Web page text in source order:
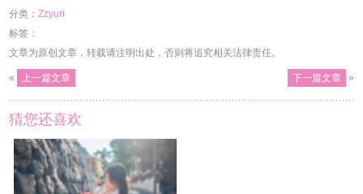
分类：Zzyuri
标签：
文章为原创文章，转载请注明出处，否则将追究相关法律责任。
« 上一篇文章 下一篇文章 »
猜您还喜欢